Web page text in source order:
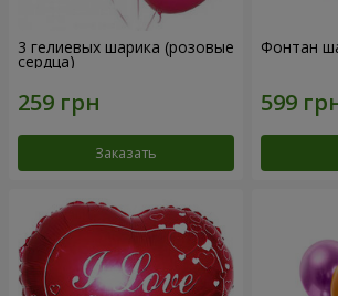
3 гелиевых шарика (розовые
сердца)
Заказать
Фонтан